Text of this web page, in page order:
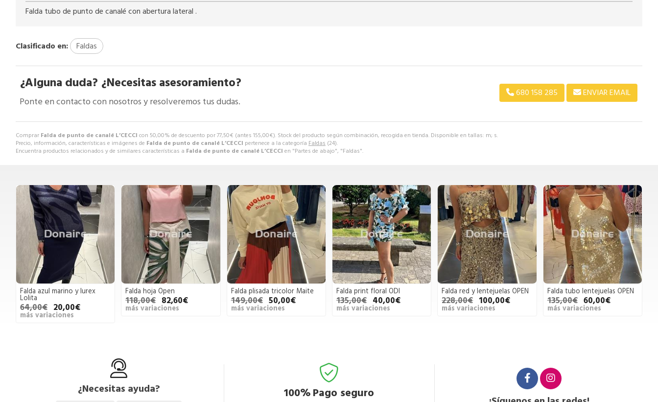
Comprar Falda de punto de canalé L’CECCI con 50,00% de descuento por77,50€ (antes 155,00€). Stock del producto según combinación, recogida en tienda. Disponible en tallas: m; s.
Precio, información, características e imágenes de Falda de punto de canalé L’CECCI pertenece a la categoría Faldas (24).
Encuentra productos relacionados y de similares características a Falda de punto de canalé L’CECCI en "Partes de abajo", "Faldas".
Falda tubo de punto de canalé con abertura lateral .
Clasificado en: Faldas
¿Alguna duda? ¿Necesitas asesoramiento?
Ponte en contacto con nosotros y resolveremos tus dudas.
680 158 285 ENVIAR EMAIL
Falda azul marino y lurex
Lolita
64,00€ 20,00€
más variaciones
Falda hoja Open
118,00€ 82,60€
más variaciones
Falda plisada tricolor Maite
149,00€ 50,00€
más variaciones
Falda print floral ODI
135,00€ 40,00€
más variaciones
Falda red y lentejuelas OPEN
228,00€ 100,00€
más variaciones
Falda tubo lentejuelas OPEN
135,00€ 60,00€
más variaciones
¿Necesitas ayuda? 100%Pago seguro